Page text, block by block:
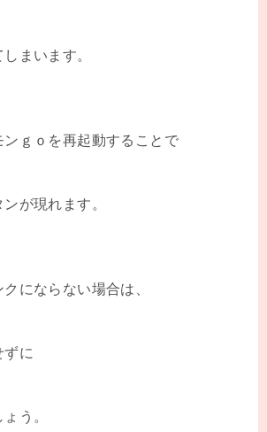
まいます。
ンｇｏを再起動することで
が現れます。
にならない場合は、
ずに
う。